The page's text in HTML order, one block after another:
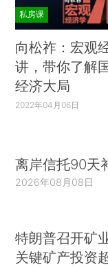
私房课
向松祚：宏观
讲，带你了解
经济大局
2022年04月06日
离岸信托90天
2026年08月08日
特朗普召开矿
关键矿产投资